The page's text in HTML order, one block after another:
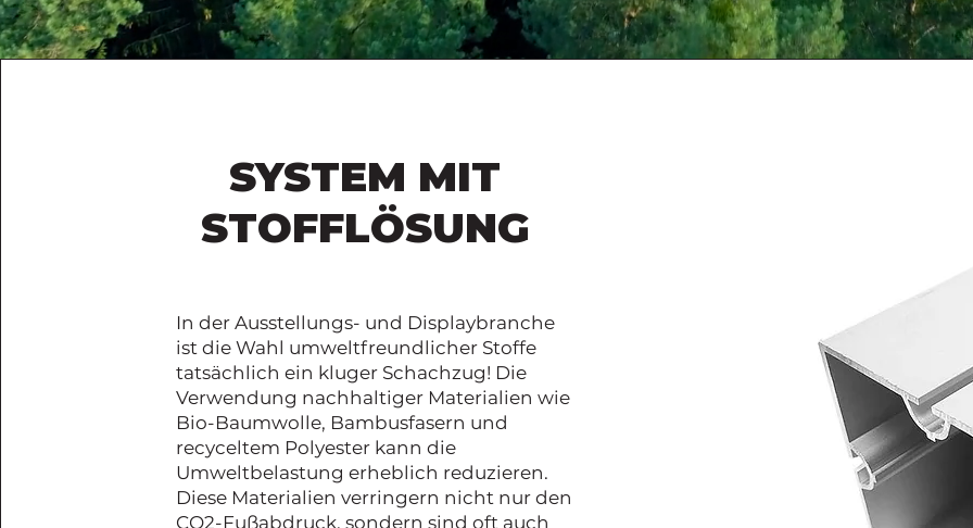
SYSTEM MIT
STOFFLÖSUNG
In der Ausstellungs- und Displaybranche
ist die Wahl umweltfreundlicher Stoffe
tatsächlich ein kluger Schachzug! Die
Verwendung nachhaltiger Materialien wie
Bio-Baumwolle, Bambusfasern und
recyceltem Polyester kann die
Umweltbelastung erheblich reduzieren.
Diese Materialien verringern nicht nur den
CO2-Fußabdruck, sondern sind oft auch